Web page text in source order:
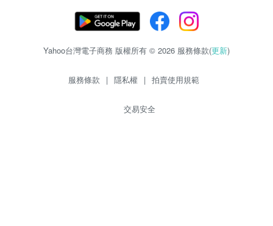
Yahoo台灣電子商務 版權所有 © 2026 服務條款(更新)
服務條款 | 隱私權 | 拍賣使用規範
交易安全